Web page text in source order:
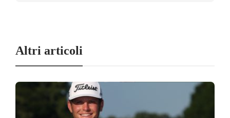
Altri articoli